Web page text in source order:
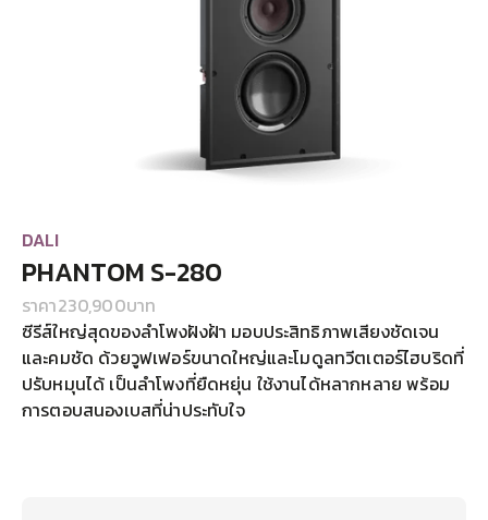
DALI
PHANTOM S-280
ราคา230,900บาท
ซีรีส์ใหญ่สุดของลำโพงฝังฝ้า มอบประสิทธิภาพเสียงชัดเจน
และคมชัด ด้วยวูฟเฟอร์ขนาดใหญ่และโมดูลทวีตเตอร์ไฮบริดที่
ปรับหมุนได้ เป็นลำโพงที่ยืดหยุ่น ใช้งานได้หลากหลาย พร้อม
การตอบสนองเบสที่น่าประทับใจ